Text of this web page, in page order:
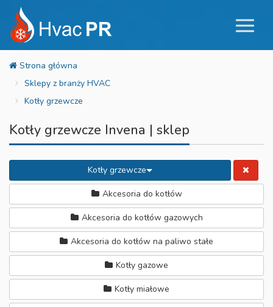
Sklepy z branży HVAC
Kotły grzewcze
Kotły grzewcze Invena | sklep
Kotły grzewcze
Akcesoria do kotłów
Akcesoria do kotłów gazowych
Akcesoria do kotłów na paliwo stałe
Kotły gazowe
Kotły miałowe